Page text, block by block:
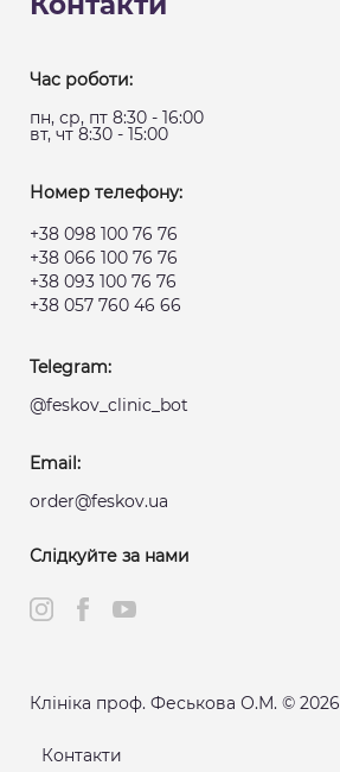
Час роботи:
пн, ср, пт 8:30 - 16:00
вт, чт 8:30 - 15:00
Номер телефону:
+38 098 100 76 76
+38 066 100 76 76
+38 093 100 76 76
+38 057 760 46 66
Telegram:
@feskov_clinic_bot
Email:
order@feskov.ua
Слідкуйте за нами
Клініка проф. Феськова О.М. © 2026
Контакти